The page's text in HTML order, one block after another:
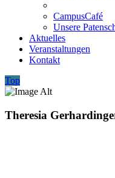
CampusCafé
Unsere
Aktuelles
Veranstaltungen
Kontakt
Top
Theresia